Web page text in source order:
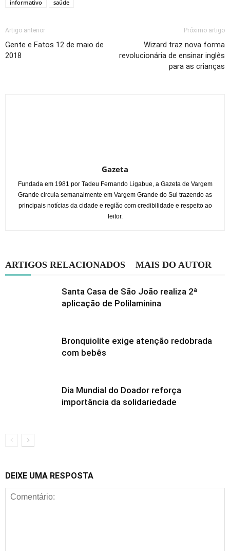
informativo saúde
Artigo anterior
Gente e Fatos 12 de maio de
2018
Próximo artigo
Wizard traz nova forma
revolucionária de ensinar inglês
para as crianças
Gazeta
Fundada em 1981 por Tadeu Fernando Ligabue, a Gazeta de Vargem
Grande circula semanalmente em Vargem Grande do Sul trazendo as
principais notícias da cidade e região com credibilidade e respeito ao
leitor.
ARTIGOS RELACIONADOS MAIS DO AUTOR
Santa Casa de São João realiza 2ª
aplicação de Polilaminina
Bronquiolite exige atenção redobrada
com bebês
Dia Mundial do Doador reforça
importância da solidariedade
DEIXE UMA RESPOSTA